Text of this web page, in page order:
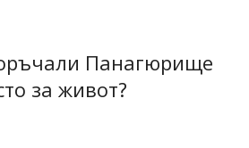
Панагюрище
за живот?